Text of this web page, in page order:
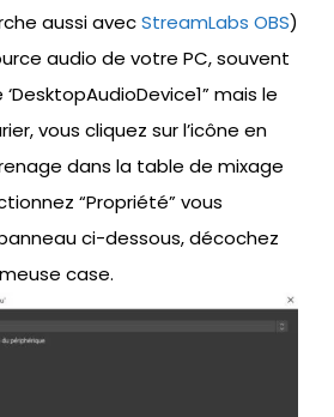
aussi avecStreamLabs OBS)
audio de votre PC, souvent
‘DesktopAudioDevice1” mais le
vous cliquez sur l’icône en
dans la table de mixage
“Propriété” vous
ci-dessous, décochez
case.